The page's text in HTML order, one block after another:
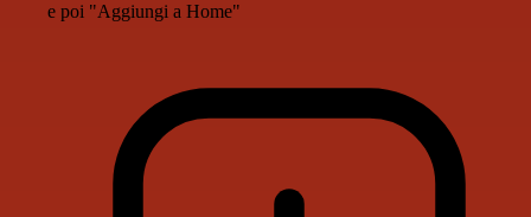
e poi "Aggiungi a Home"